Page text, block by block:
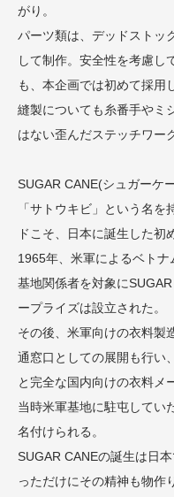
がり。
パーツ類は、デッドストッ
して制作。安全性を考慮し
も、本企画では初めて採用
縫製についても糸番手やミ
はない歪んだステッチワー
SUGAR CANE(シュガーケ
「サトウキビ」という名
ドこそ、日本に誕生した初
1965年、米軍によるベト
基地関係者を対象に
ープライズは設立された。
その後、米軍向けの衣料製
通窓口としての展開も行い
と完全な国内向けの衣料メ
当時米軍基地に駐屯してい
名付けられる。
SUGAR CANEの誕生は日
っただけにその精神も物作